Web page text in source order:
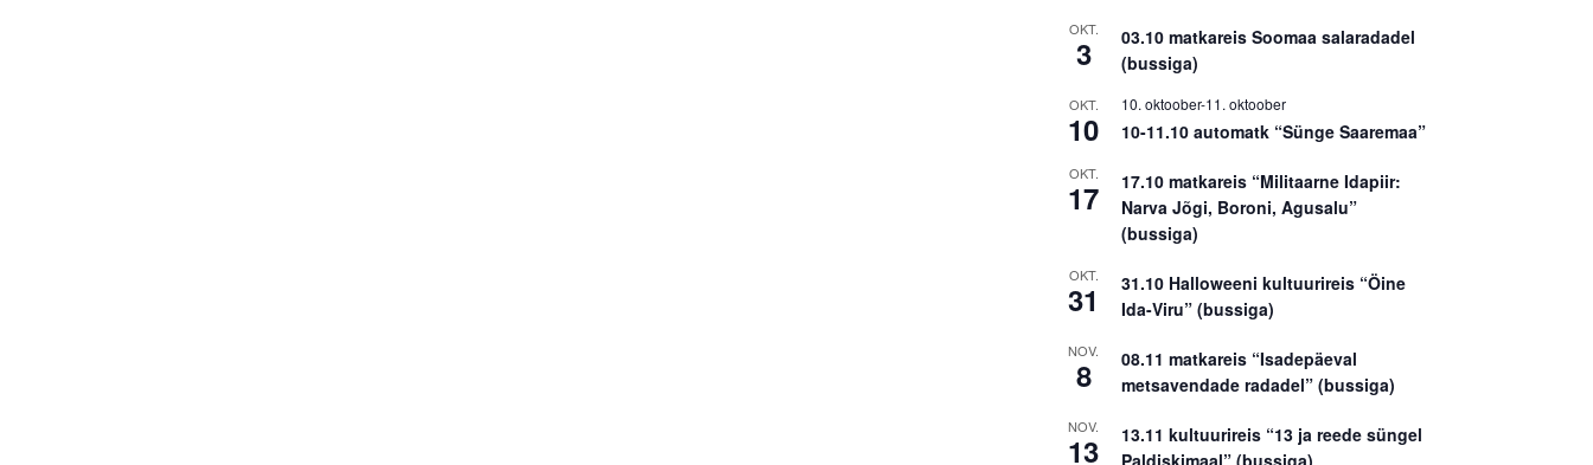
OKT.
3
03.10 matkareis Soomaa salaradadel
(bussiga)
OKT.
10
10. oktoober-11. oktoober
10-11.10 automatk “Sünge Saaremaa”
OKT.
17
17.10 matkareis “Militaarne Idapiir:
Narva Jõgi, Boroni, Agusalu”
(bussiga)
OKT.
31
31.10 Halloweeni kultuurireis “Öine
Ida-Viru” (bussiga)
NOV.
8
08.11 matkareis “Isadepäeval
metsavendade radadel” (bussiga)
NOV.
13
13.11 kultuurireis “13 ja reede süngel
Paldiskimaal” (bussiga)